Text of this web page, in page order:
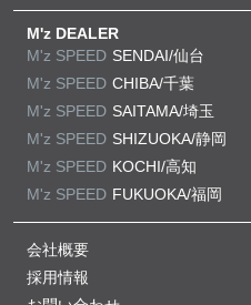
M'z DEALER
M'z SPEED SENDAI/仙台
M'z SPEED CHIBA/千葉
M'z SPEED SAITAMA/埼玉
M'z SPEED SHIZUOKA/静岡
M'z SPEED KOCHI/高知
M'z SPEED FUKUOKA/福岡
会社概要
採用情報